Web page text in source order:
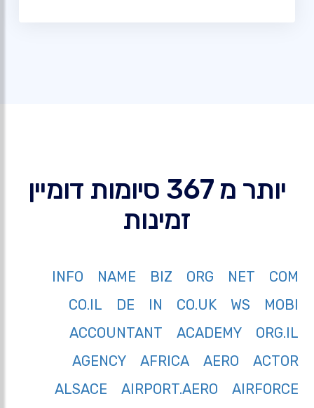
יותר מ 367 סיומות דומיין
זמינות
COM
NET
ORG
BIZ
NAME
INFO
MOBI
WS
CO.UK
IN
DE
CO.IL
ORG.IL
ACADEMY
ACCOUNTANT
ACTOR
AERO
AFRICA
AGENCY
AIRFORCE
AIRPORT.AERO
ALSACE